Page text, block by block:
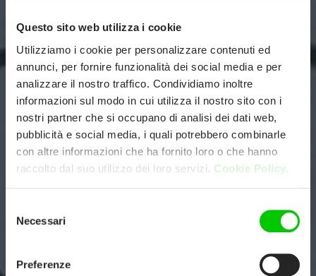
Questo sito web utilizza i cookie
Utilizziamo i cookie per personalizzare contenuti ed
annunci, per fornire funzionalità dei social media e per
analizzare il nostro traffico. Condividiamo inoltre
informazioni sul modo in cui utilizza il nostro sito con i
nostri partner che si occupano di analisi dei dati web,
pubblicità e social media, i quali potrebbero combinarle
con altre informazioni che ha fornito loro o che hanno
raccolto dal suo utilizzo dei loro servizi. Cookie Policy.
delNecessari
Preferenze